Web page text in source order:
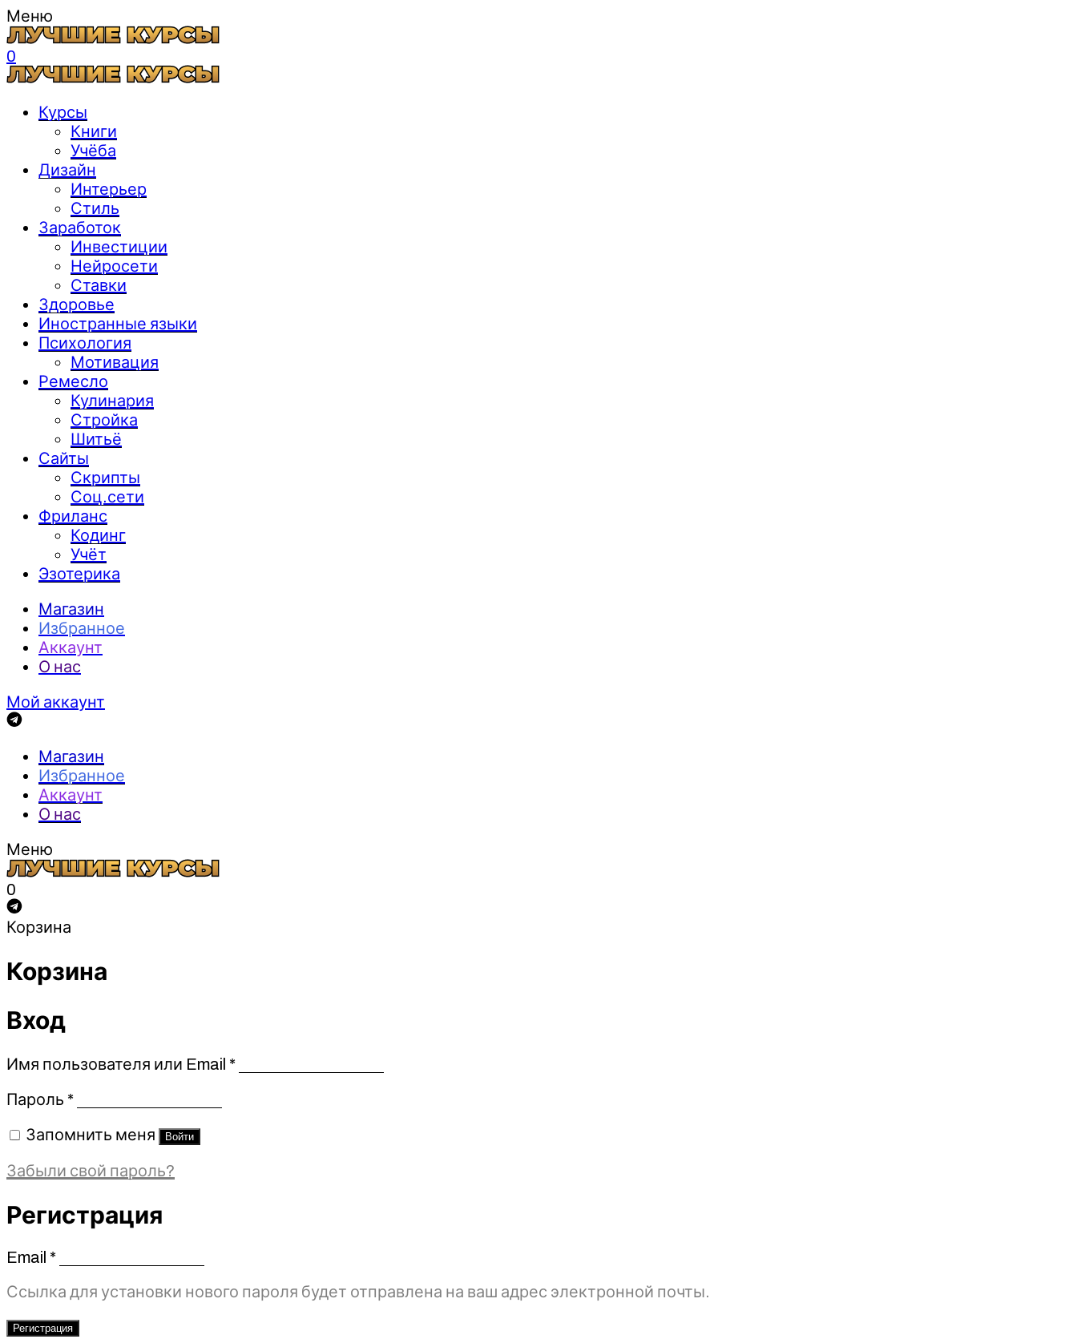
Меню
0
Курсы
Книги
Учёба
Дизайн
Интерьер
Стиль
Заработок
Инвестиции
Нейросети
Ставки
Здоровье
Иностранные языки
Психология
Мотивация
Ремесло
Кулинария
Стройка
Шитьё
Сайты
Скрипты
Соц.сети
Фриланс
Кодинг
Учёт
Эзотерика
Магазин
Избранное
Аккаунт
О нас
Мой аккаунт
Магазин
Избранное
Аккаунт
О нас
Меню
0
Корзина
Корзина
Вход
Имя пользователя или Email *Обязательно
Пароль *Обязательно
Запомнить меня Войти
Забыли свой пароль?
Регистрация
Email *Обязательно
Ссылка для установки нового пароля будет отправлена ​​на ваш адрес электронной почты.
Регистрация